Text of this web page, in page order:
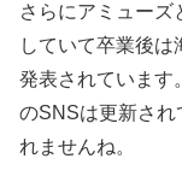
さらにアミューズ
していて卒業後
発表されています
のSNSは更新され
れませんね。